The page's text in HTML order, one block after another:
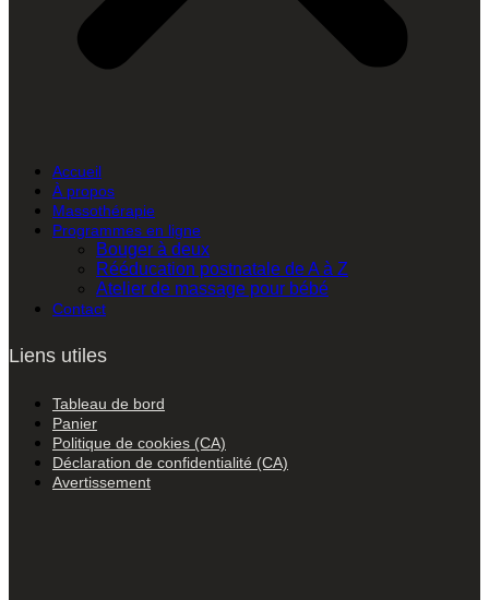
Accueil
À propos
Massothérapie
Programmes en ligne
Bouger à deux
Rééducation postnatale de A à Z
Atelier de massage pour bébé
Contact
Liens utiles
Tableau de bord
Panier
Politique de cookies (CA)
Déclaration de confidentialité (CA)
Avertissement